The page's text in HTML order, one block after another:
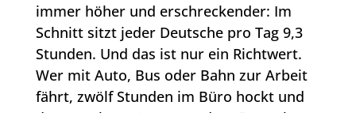
immer höher und erschreckender: Im
Schnitt sitzt jeder Deutsche pro Tag 9,3
Stunden. Und das ist nur ein Richtwert.
Wer mit Auto, Bus oder Bahn zur Arbeit
fährt, zwölf Stunden im Büro hockt und